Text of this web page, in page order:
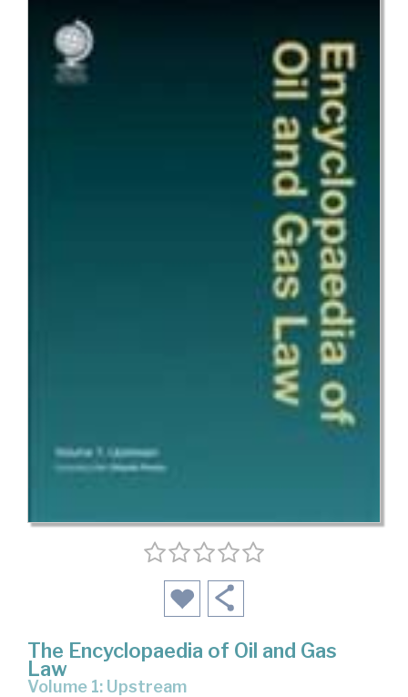
The Encyclopaedia of Oil and Gas
Law
Volume 1: Upstream